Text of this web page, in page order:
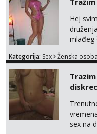
Hej
mlađeg
Kategorija: Sex Ženska
sex na